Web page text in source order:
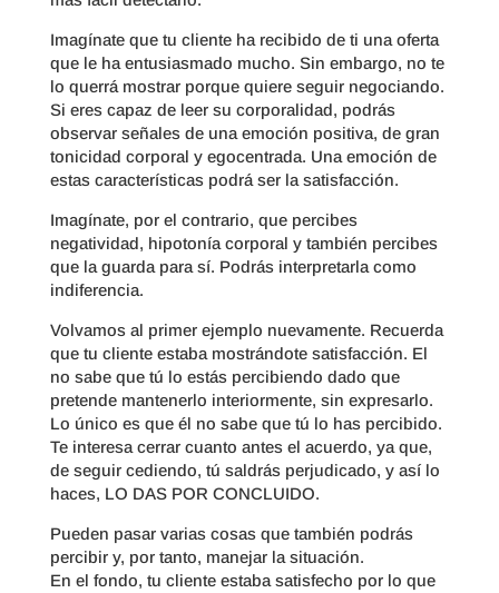
Imagínate que tu cliente ha recibido de ti una oferta
que le ha entusiasmado mucho. Sin embargo, no te
lo querrá mostrar porque quiere seguir negociando.
Si eres capaz de leer su corporalidad, podrás
observar señales de una emoción positiva, de gran
tonicidad corporal y egocentrada. Una emoción de
estas características podrá ser la satisfacción.
Imagínate, por el contrario, que percibes
negatividad, hipotonía corporal y también percibes
que la guarda para sí. Podrás interpretarla como
indiferencia.
Volvamos al primer ejemplo nuevamente. Recuerda
que tu cliente estaba mostrándote satisfacción. El
no sabe que tú lo estás percibiendo dado que
pretende mantenerlo interiormente, sin expresarlo.
Lo único es que él no sabe que tú lo has percibido.
Te interesa cerrar cuanto antes el acuerdo, ya que,
de seguir cediendo, tú saldrás perjudicado, y así lo
haces, LO DAS POR CONCLUIDO.
Pueden pasar varias cosas que también podrás
percibir y, por tanto, manejar la situación.
En el fondo, tu cliente estaba satisfecho por lo que